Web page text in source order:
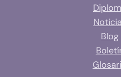
Blog